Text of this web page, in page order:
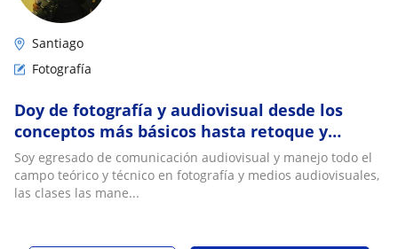
Santiago
Fotografía
Doy de fotografía y audiovisual desde los
conceptos más básicos hasta retoque y
edición profesional
Soy egresado de comunicación audiovisual y manejo todo el
campo teórico y técnico en fotografía y medios audiovisuales,
las clases las mane...